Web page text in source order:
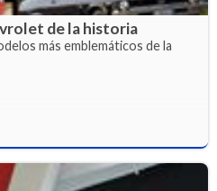
de la historia
más emblemáticos de la